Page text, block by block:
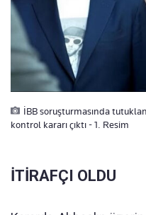
İBB soruşturmasında
kontrol kararı çıktı - 1. Resim
İTİRAFÇI OLDU